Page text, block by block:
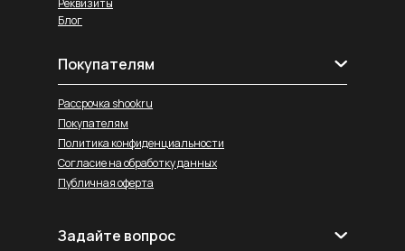
Блог
Покупателям
Рассрочка shookru
Покупателям
Политика конфиденциальности
Согласие на обработку данных
Публичная оферта
Задайте вопрос